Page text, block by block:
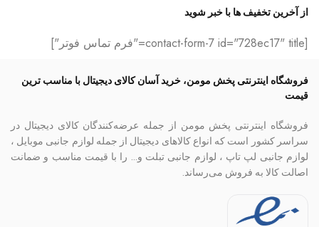
از آخرین تخفیف ها با خبر شوید
[contact-form-7 id="728ec17" title="فرم تماس فوتر"]
فروشگاه اینترنتی پخش مومن، خرید آسان کالای دیجیتال با مناسب ترین
قیمت
فروشگاه اینترنتی پخش مومن از جمله عرضه‌کنندگان کالای دیجیتال در
سراسر کشور است که انواع کالاهای دیجیتال از جمله لوازم جانبی موبایل ،
لوازم جانبی لپ تاپ ، لوازم جانبی تبلت و… را با قیمت مناسب و ضمانت
اصالت کالا به فروش می‌رساند.